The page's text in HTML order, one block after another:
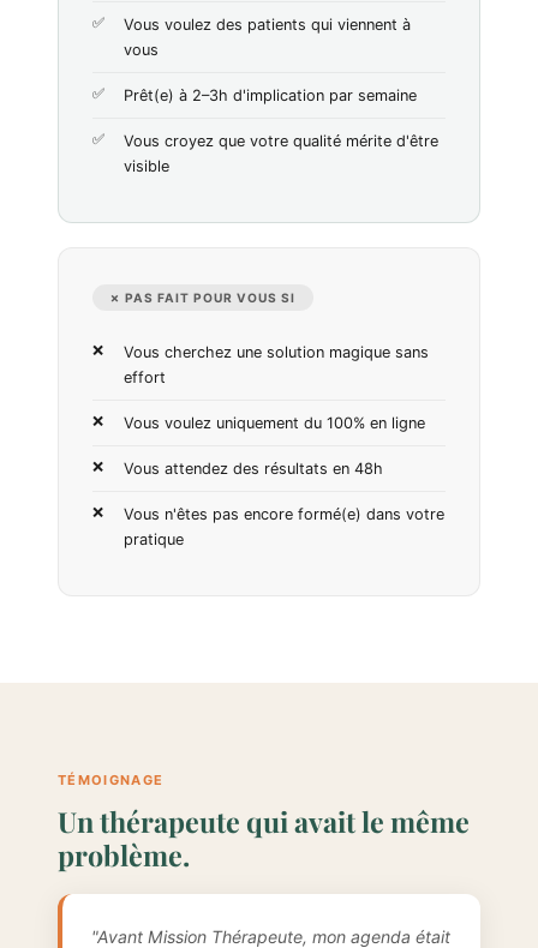
Vous voulez des patients qui viennent à
vous
Prêt(e) à 2–3h d'implication par semaine
Vous croyez que votre qualité mérite d'être
visible
✗ PAS FAIT POUR VOUS SI
Vous cherchez une solution magique sans
effort
Vous voulez uniquement du 100% en ligne
Vous attendez des résultats en 48h
Vous n'êtes pas encore formé(e) dans votre
pratique
TÉMOIGNAGE
Un thérapeute qui avait le même
problème.
"Avant Mission Thérapeute, mon agenda était